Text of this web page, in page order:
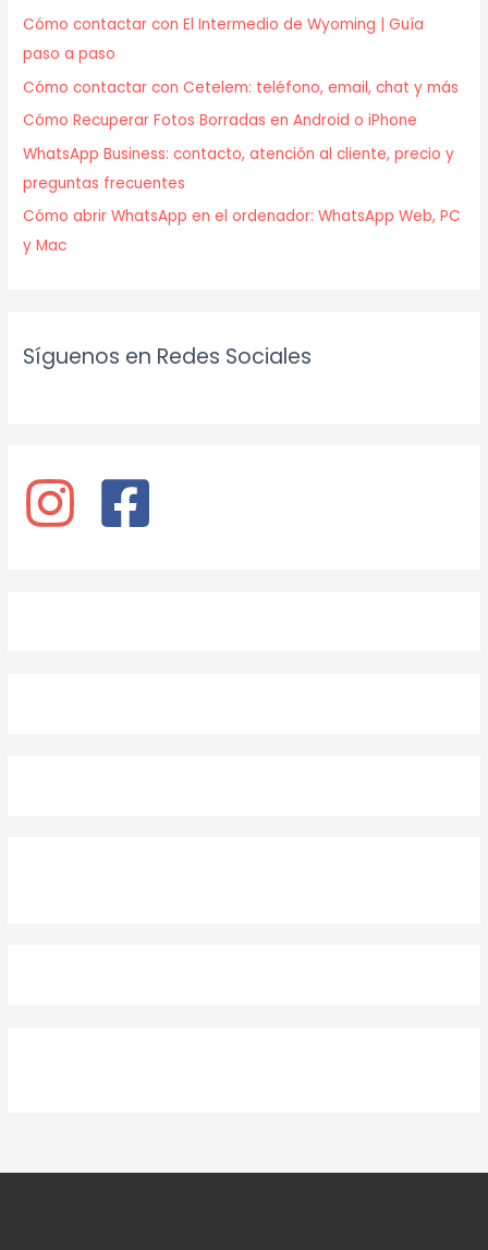
Cómo contactar con El Intermedio de Wyoming | Guía
paso a paso
Cómo contactar con Cetelem: teléfono, email, chat y más
Cómo Recuperar Fotos Borradas en Android o iPhone
WhatsApp Business: contacto, atención al cliente, precio y
preguntas frecuentes
Cómo abrir WhatsApp en el ordenador: WhatsApp Web, PC
y Mac
Síguenos en Redes Sociales